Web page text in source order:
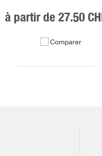
à partir de 27.50
Comparer